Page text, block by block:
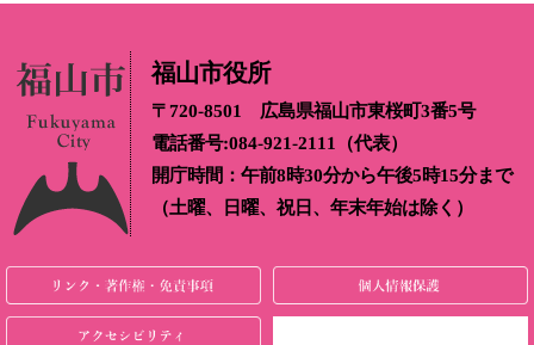
福山市役所
〒720-8501 広島県福山市東桜町3番5号
電話番号:084-921-2111（代表）
開庁時間：午前8時30分から午後5時15分まで
（土曜、日曜、祝日、年末年始は除く）